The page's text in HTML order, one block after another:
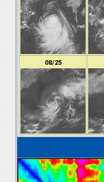
08/25